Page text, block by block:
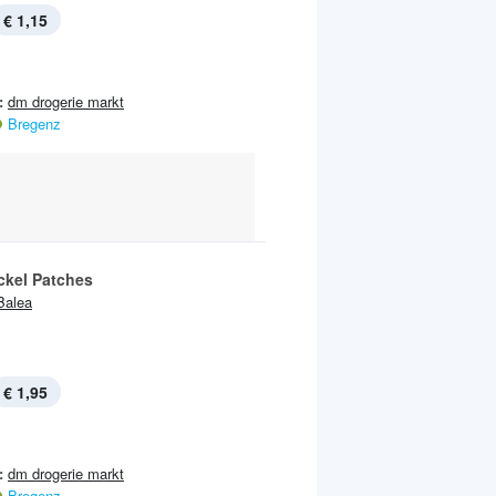
€ 1,15
dm drogerie markt
Bregenz
Patches
€ 1,95
dm drogerie markt